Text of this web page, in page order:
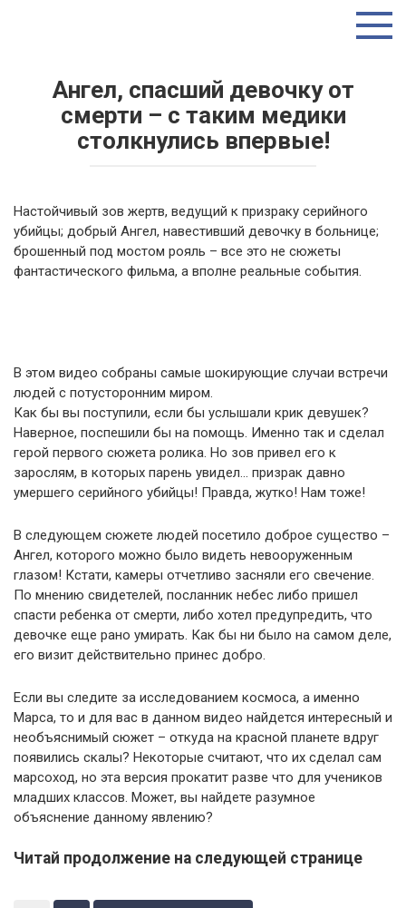
Ангел, спасший девочку от
смерти – с таким медики
столкнулись впервые!
Настойчивый зов жертв, ведущий к призраку серийного
убийцы; добрый Ангел, навестивший девочку в больнице;
брошенный под мостом рояль – все это не сюжеты
фантастического фильма, а вполне реальные события.
В этом видео собраны самые шокирующие случаи встречи
людей с потусторонним миром.
Как бы вы поступили, если бы услышали крик девушек?
Наверное, поспешили бы на помощь. Именно так и сделал
герой первого сюжета ролика. Но зов привел его к
зарослям, в которых парень увидел… призрак давно
умершего серийного убийцы! Правда, жутко! Нам тоже!
В следующем сюжете людей посетило доброе существо –
Ангел, которого можно было видеть невооруженным
глазом! Кстати, камеры отчетливо засняли его свечение.
По мнению свидетелей, посланник небес либо пришел
спасти ребенка от смерти, либо хотел предупредить, что
девочке еще рано умирать. Как бы ни было на самом деле,
его визит действительно принес добро.
Если вы следите за исследованием космоса, а именно
Марса, то и для вас в данном видео найдется интересный и
необъяснимый сюжет – откуда на красной планете вдруг
появились скалы? Некоторые считают, что их сделал сам
марсоход, но эта версия прокатит разве что для учеников
младших классов. Может, вы найдете разумное
объяснение данному явлению?
Читай продолжение на следующей странице